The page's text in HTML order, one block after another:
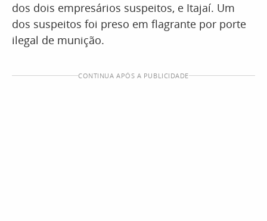
dos dois empresários suspeitos, e Itajaí. Um
dos suspeitos foi preso em flagrante por porte
ilegal de munição.
CONTINUA APÓS A PUBLICIDADE